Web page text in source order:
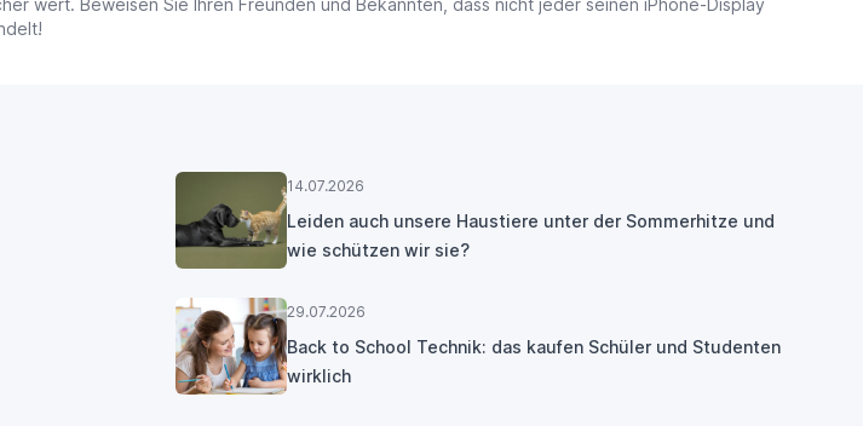
wert. Beweisen Sie Ihren Freunden und Bekannten, dass nicht jeder seinen iPhone-Display
14.07.2026
Leiden auch unsere Haustiere unter der Sommerhitze und
wie schützen wir sie?
29.07.2026
Back to School Technik: das kaufen Schüler und Studenten
wirklich